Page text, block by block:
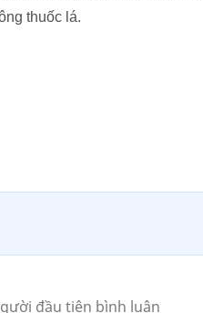
thuốc lá.